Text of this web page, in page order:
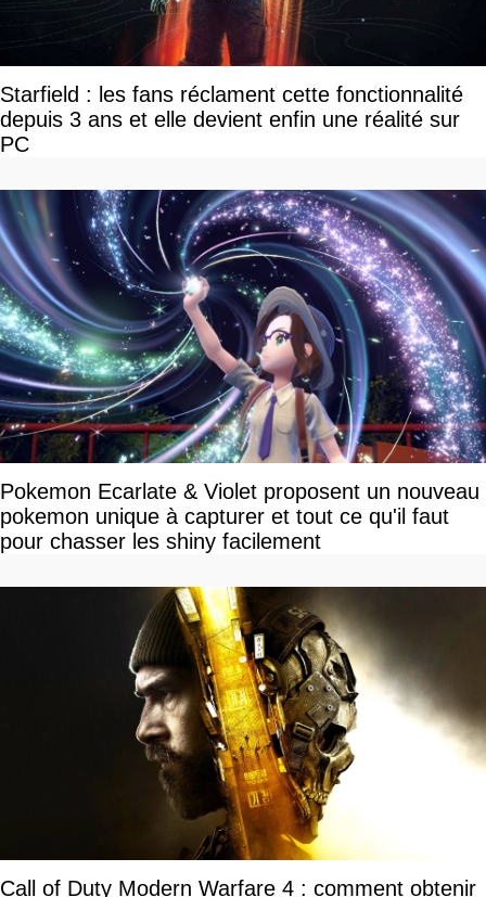
Starfield : les fans réclament cette fonctionnalité
depuis 3 ans et elle devient enfin une réalité sur
PC
Pokemon Ecarlate & Violet proposent un nouveau
pokemon unique à capturer et tout ce qu'il faut
pour chasser les shiny facilement
Call of Duty Modern Warfare 4 : comment obtenir